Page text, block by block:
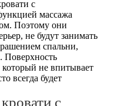
с
массажа
Поэтому они
не будут занимать
спальни,
Поверхность
не впитывает
всегда будет
с